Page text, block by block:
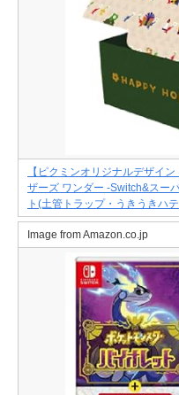
【ピクミンオリジナルデザイ
ザーズ ワンダー -Switch&スー
ト(土管トラップ・うきうきハ
Image from Amazon.co.jp